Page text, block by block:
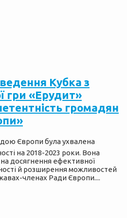
Кубка з
гри «Ерудит»
громадян
Європи була ухвалена
на 2018-2023 роки. Вона
досягнення ефективної
й розширення можливостей
членах Ради Європи....